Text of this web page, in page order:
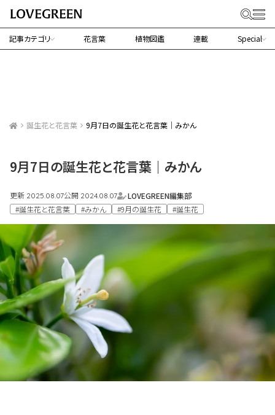
記事カテゴリ 花言葉 植物図鑑 連載 Special
誕生花と花言葉 9月7日の誕生花と花言葉｜みかん
9月7日の誕生花と花言葉｜みかん
更新 2025.08.07公開 2024.08.07
LOVEGREEN編集部
#誕生花と花言葉
#みかん #9月の誕生花 #誕生花